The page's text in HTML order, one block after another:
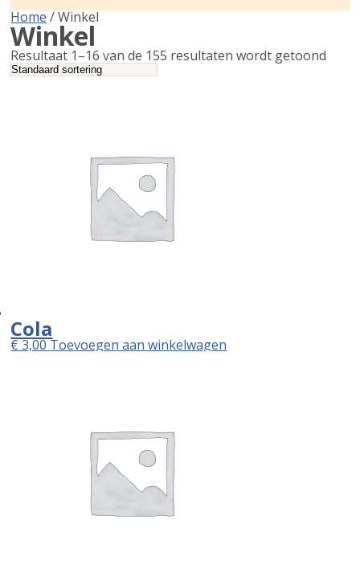
Home / Winkel
Winkel
Resultaat 1–16 van de 155 resultaten wordt getoond
Cola
€3,00Toevoegen aan winkelwagen